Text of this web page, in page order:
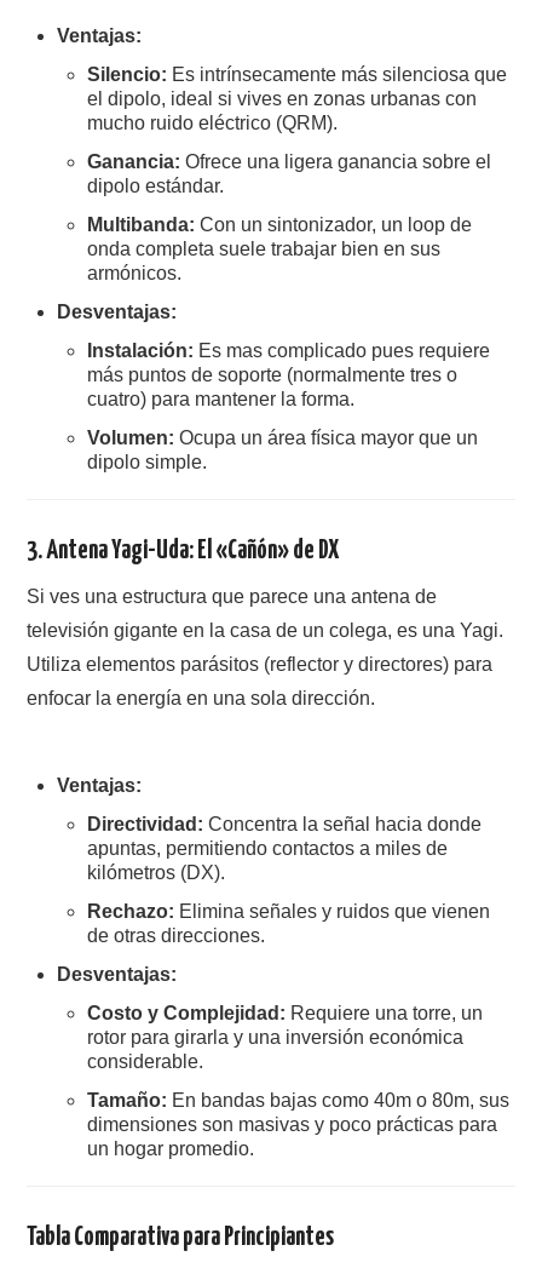
Ventajas:
Silencio: Es intrínsecamente más silenciosa que
el dipolo, ideal si vives en zonas urbanas con
mucho ruido eléctrico (QRM).
Ganancia: Ofrece una ligera ganancia sobre el
dipolo estándar.
Multibanda: Con un sintonizador, un loop de
onda completa suele trabajar bien en sus
armónicos.
Desventajas:
Instalación: Es mas complicado pues requiere
más puntos de soporte (normalmente tres o
cuatro) para mantener la forma.
Volumen: Ocupa un área física mayor que un
dipolo simple.
3. Antena Yagi-Uda: El «Cañón» de DX
Si ves una estructura que parece una antena de
televisión gigante en la casa de un colega, es una Yagi.
Utiliza elementos parásitos (reflector y directores) para
enfocar la energía en una sola dirección.
Ventajas:
Directividad: Concentra la señal hacia donde
apuntas, permitiendo contactos a miles de
kilómetros (DX).
Rechazo: Elimina señales y ruidos que vienen
de otras direcciones.
Desventajas:
Costo y Complejidad: Requiere una torre, un
rotor para girarla y una inversión económica
considerable.
Tamaño: En bandas bajas como 40m o 80m, sus
dimensiones son masivas y poco prácticas para
un hogar promedio.
Tabla Comparativa para Principiantes